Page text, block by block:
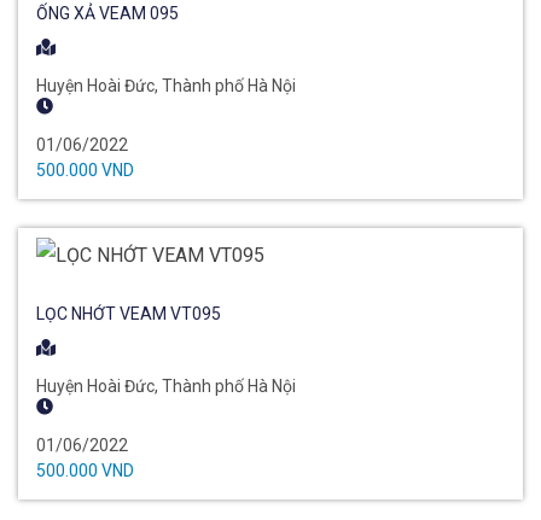
ỐNG XẢ VEAM 095
Huyện Hoài Đức, Thành phố Hà Nội
01/06/2022
500.000 VND
LỌC NHỚT VEAM VT095
Huyện Hoài Đức, Thành phố Hà Nội
01/06/2022
500.000 VND